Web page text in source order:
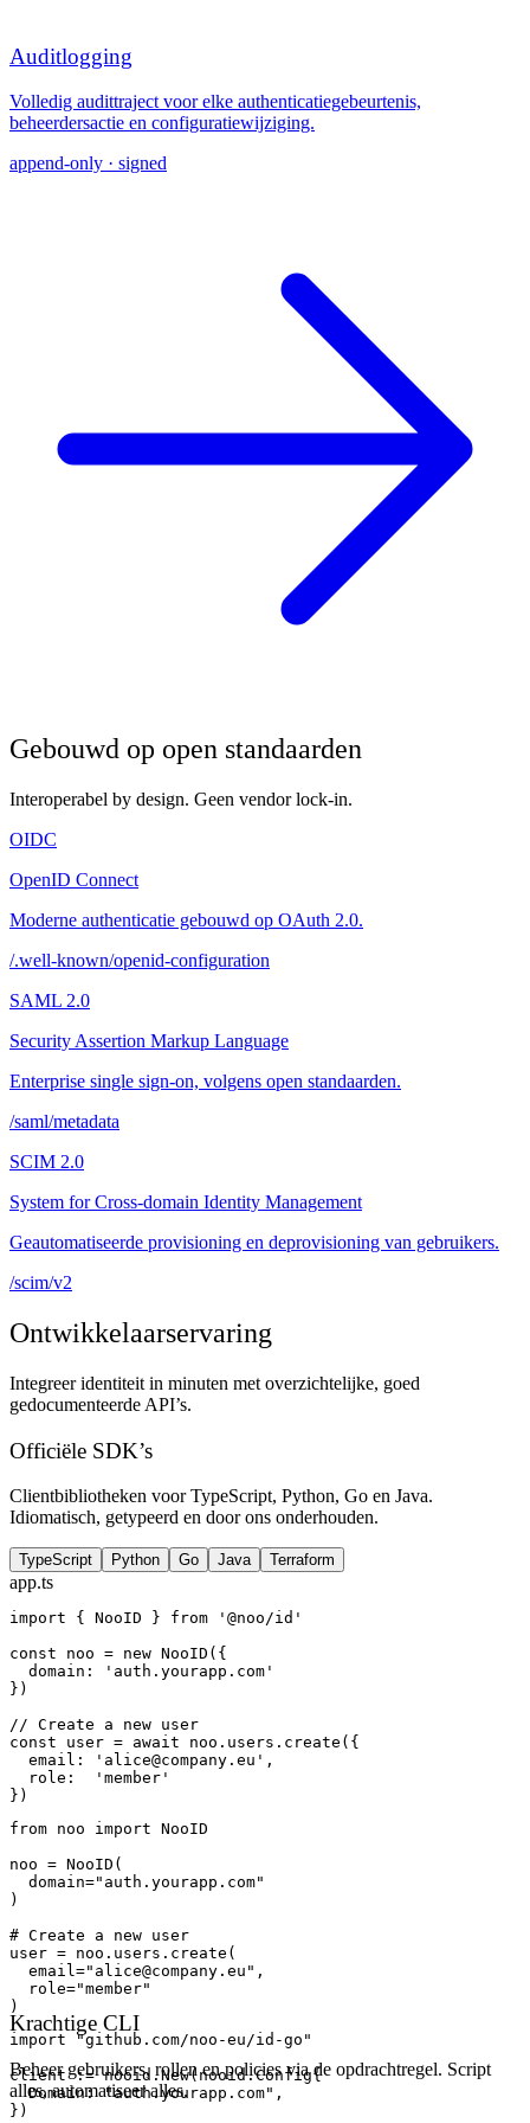
Auditlogging
Volledig audittraject voor elke authenticatiegebeurtenis,
beheerdersactie en configuratiewijziging.
append-only · signed
Gebouwd op open standaarden
Interoperabel by design. Geen vendor lock-in.
OIDC
OpenID Connect
Moderne authenticatie gebouwd op OAuth 2.0.
/.well-known/openid-configuration
SAML 2.0
Security Assertion Markup Language
Enterprise single sign-on, volgens open standaarden.
/saml/metadata
SCIM 2.0
System for Cross-domain Identity Management
Geautomatiseerde provisioning en deprovisioning van gebruikers.
/scim/v2
Ontwikkelaarservaring
Integreer identiteit in minuten met overzichtelijke, goed
gedocumenteerde API’s.
Officiële SDK’s
Clientbibliotheken voor TypeScript, Python, Go en Java.
Idiomatisch, getypeerd en door ons onderhouden.
TypeScript Python Go Java Terraform
app.ts
import { NooID } from
'@noo/id'
const
noo = new NooID ({
domain:
'auth.yourapp.com'
})
// Create a new user
const
user = await noo . users . create ({
email:
'alice@company.eu' ,
role:
'member'
})
from noo import NooID
noo = NooID (
domain="auth.yourapp.com"
)
# Create a new user
user = noo.users. create (
email="alice@company.eu" ,
role="member"
)
import
"github.com/noo-eu/id-go"
client := nooid .New(nooid.Config{
Domain: "auth.yourapp.com" ,
})
Krachtige CLI
Beheer gebruikers, rollen en policies via de opdrachtregel. Script
alles, automatiseer alles.